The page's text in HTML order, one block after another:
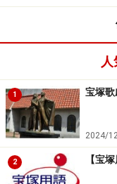
1 宝塚
2024/
2 【宝